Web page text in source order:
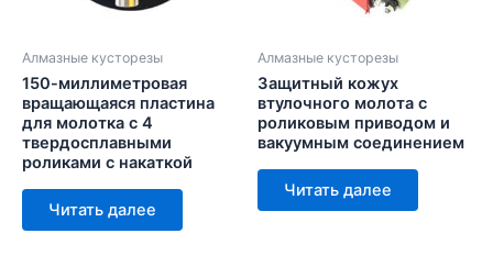
Алмазные кусторезы
150-миллиметровая
вращающаяся пластина
для молотка с 4
твердосплавными
роликами с накаткой
Читать далее
Алмазные кусторезы
Защитный кожух
втулочного молота с
роликовым приводом и
вакуумным соединением
Читать далее